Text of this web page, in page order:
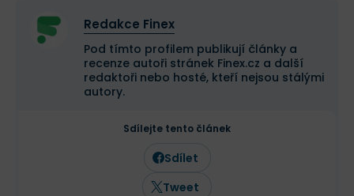
Redakce Finex
Pod tímto profilem publikují články a
recenze autoři stránek Finex.cz a další
redaktoři nebo hosté, kteří nejsou stálými
autory.
Sdílejte tento článek
Sdílet
Tweet